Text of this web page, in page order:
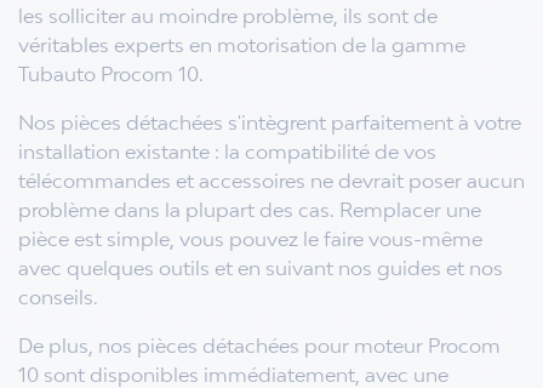
les solliciter au moindre problème, ils sont de
véritables experts en motorisation de la gamme
Tubauto Procom 10.
Nos pièces détachées s'intègrent parfaitement à votre
installation existante : la compatibilité de vos
télécommandes et accessoires ne devrait poser aucun
problème dans la plupart des cas. Remplacer une
pièce est simple, vous pouvez le faire vous-même
avec quelques outils et en suivant nos guides et nos
conseils.
De plus, nos pièces détachées pour moteur Procom
10 sont disponibles immédiatement, avec une